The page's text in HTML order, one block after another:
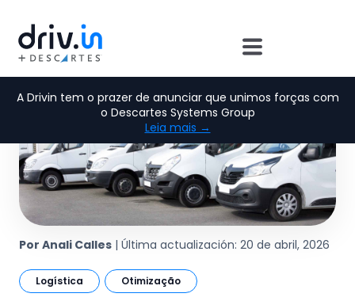
A Drivin tem o prazer de anunciar que unimos forças com
o Descartes Systems Group
Leia mais →
Por Anali Calles | Última actualización: 20 de abril, 2026
Logística Otimização